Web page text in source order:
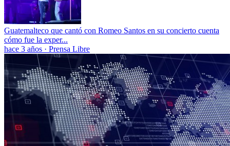
Guatemalteco que cantó con Romeo Santos en su concierto cuenta
cómo fue la exper...
hace 3 años · Prensa Libre